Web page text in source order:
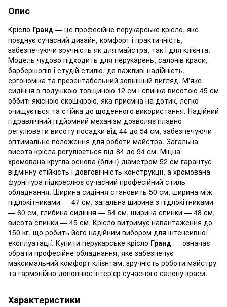
Опис
Крісло Гранд — це професійне перукарське крісло, яке
поєднує сучасний дизайн, комфорт і практичність,
забезпечуючи зручність як для майстра, так і для клієнта.
Модель чудово підходить для перукарень, салонів краси,
барбершопів і студій стилю, де важливі надійність,
ергономіка та презентабельний зовнішній вигляд. М'яке
сидіння з подушкою товщиною 12 см і спинка висотою 45 см
оббиті якісною екошкірою, яка приємна на дотик, легко
очищується та стійка до щоденного використання. Надійний
гідравлічний підйомний механізм дозволяє плавно
регулювати висоту посадки від 44 до 54 см, забезпечуючи
оптимальне положення для роботи майстра. Загальна
висота крісла регулюється від 84 до 94 см. Міцна
хромована кругла основа (блин) діаметром 52 см гарантує
відмінну стійкість і довговічність конструкції, а хромована
фурнітура підкреслює сучасний професійний стиль
обладнання. Ширина сидіння становить 50 см, ширина між
підлокітниками — 47 см, загальна ширина з підлокітниками
— 60 см, глибина сидіння — 54 см, ширина спинки — 48 см,
висота спинки — 45 см. Крісло витримує навантаження до
150 кг, що робить його надійним вибором для інтенсивної
експлуатації. Купити перукарське крісло Гранд — означає
обрати професійне обладнання, яке забезпечує
максимальний комфорт клієнтам, зручність роботи майстру
та гармонійно доповнює інтер'єр сучасного салону краси.
Характеристики